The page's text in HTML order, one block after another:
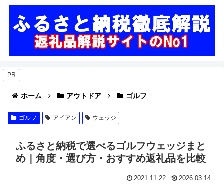
PR
ホーム アウトドア ゴルフ
ゴルフ アイアン ウェッジ
ふるさと納税で選べるゴルフウェッジまと
め｜角度・選び方・おすすめ返礼品を比較
2021.11.22 2026.03.14